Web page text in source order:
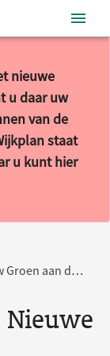
nieuwe
u daar uw
van de
staat
u kunt hier
aan de Nieuwe Markt
Nieuwe